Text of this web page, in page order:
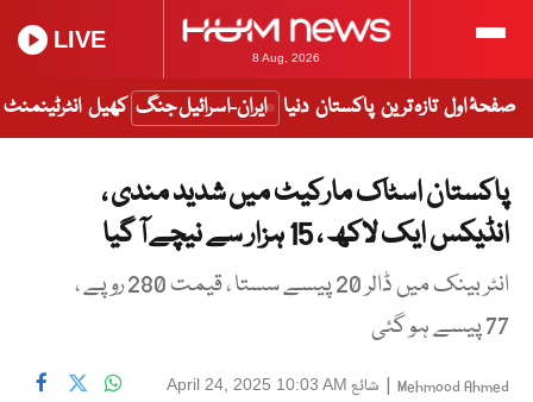
8 Aug, 2026
LIVE
صفحۂ اول تازہ ترین پاکستان دنیا ایران-اسرائیل جنگ کھیل انٹرٹینمنٹ
پاکستان اسٹاک مارکیٹ میں شدید مندی ،
انڈیکس ایک لاکھ ، 15 ہزار سے نیچے آ گیا
انٹر بینک میں ڈالر 20 پیسے سستا ، قیمت 280 روپے ،
77 پیسے ہو گئی
Mehmood Ahmed
| شائع April 24, 2025 10:03 AM